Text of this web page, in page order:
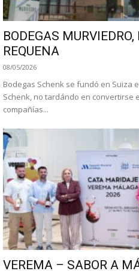
BODEGAS MURVIEDRO,
REQUENA
08/05/2026
Bodegas Schenk se fundó en Suiza
Schenk, no tardándo en convertirse
compañías...
VEREMA – SABOR A